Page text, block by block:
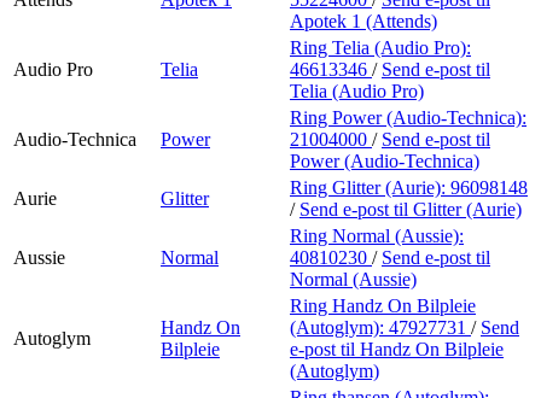
Apotek 1 (Attends)
Audio Pro Telia
Ring Telia (Audio Pro):
46613346 / Send e-post til
Telia (Audio Pro)
Audio-Technica Power
Ring Power (Audio-Technica):
21004000 / Send e-post til
Power (Audio-Technica)
Aurie
Glitter
Ring Glitter (Aurie): 96098148
/ Send e-post til Glitter (Aurie)
Aussie Normal
Ring Normal (Aussie):
40810230 / Send e-post til
Normal (Aussie)
Autoglym
Handz On
Bilpleie
Ring Handz On Bilpleie
(Autoglym): 47927731 / Send
e-post til Handz On Bilpleie
(Autoglym)